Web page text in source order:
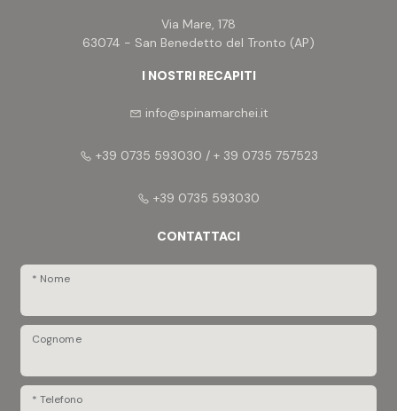
Via Mare, 178
63074 - San Benedetto del Tronto (AP)
I NOSTRI RECAPITI
info@spinamarchei.it
+39 0735 593030 / + 39 0735 757523
+39 0735 593030
CONTATTACI
* Nome
Cognome
* Telefono